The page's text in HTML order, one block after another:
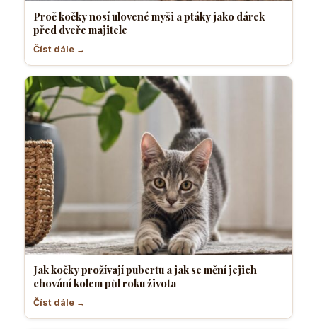
Proč kočky nosí ulovené myši a ptáky jako dárek
před dveře majitele
Číst dále →
Jak kočky prožívají pubertu a jak se mění jejich
chování kolem půl roku života
Číst dále →